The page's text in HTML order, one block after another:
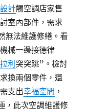
計觸空調店家售
室內部件，需求
無法維護修繕。看
械一邊接德律
利突突跳”。檢討
換兩個零件，還
支出幸福空間 ，
，此次空調維護修